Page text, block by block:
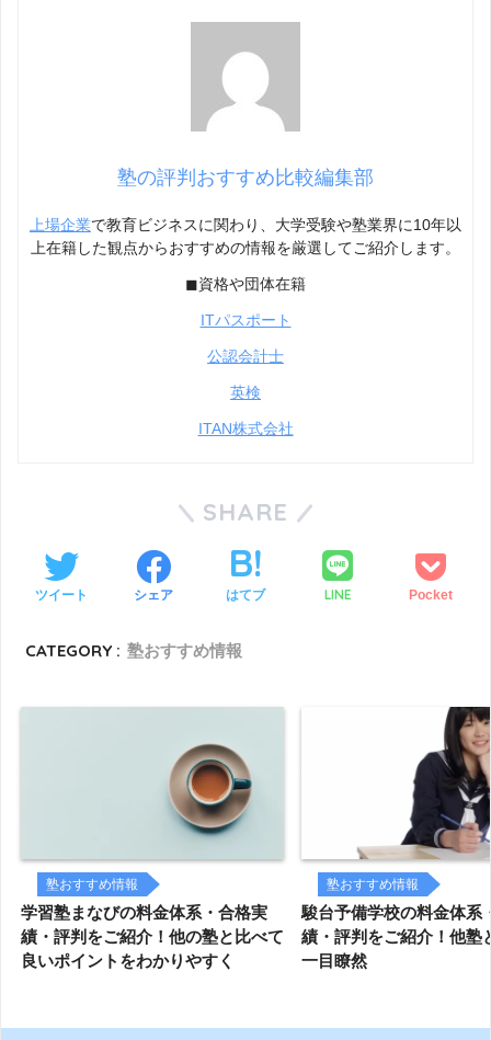
塾の評判おすすめ比較編集部
上場企業で教育ビジネスに関わり、大学受験や塾業界に10年以
上在籍した観点からおすすめの情報を厳選してご紹介します。
◼︎資格や団体在籍
ITパスポート
公認会計士
英検
ITAN株式会社
SHARE
ツイート シェア はてブ LINE Pocket
CATEGORY : 塾おすすめ情報
塾おすすめ情報
学習塾まなびの料金体系・合格実
績・評判をご紹介！他の塾と比べて
良いポイントをわかりやすく
塾おすすめ情報
駿台予備学校の料金体系
績・評判をご紹介！他塾
一目瞭然